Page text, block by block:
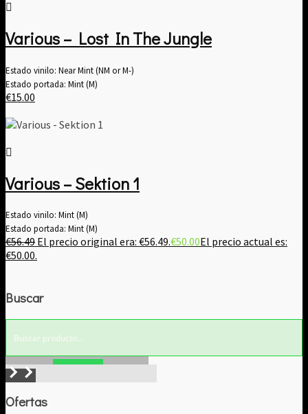
Various – Lost In The Jungle
Estado vinilo: Near Mint (NM or M-)
Estado portada: Mint (M)
€15.00
Various – Sektion 1
Estado vinilo: Mint (M)
Estado portada: Mint (M)
€56.49 El precio original era: €56.49.€50.00El precio actual es:
€50.00.
Buscar
Ofertas